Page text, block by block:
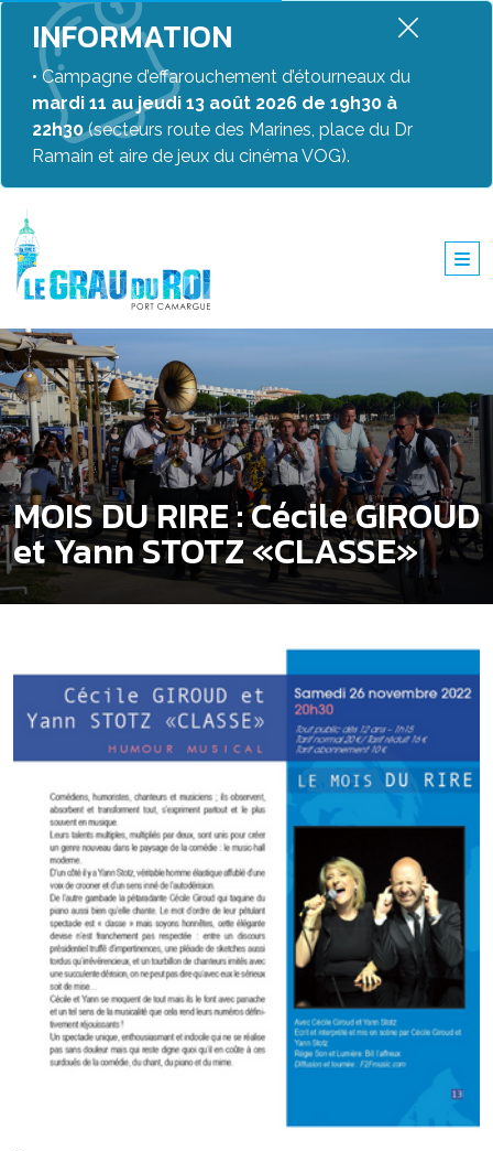
INFORMATION
• Campagne d’effarouchement d’étourneaux du
mardi 11 au jeudi 13 août 2026 de 19h30 à
22h30(secteurs route des Marines, place du Dr
Ramain et aire de jeux du cinéma VOG).
MOIS DU RIRE : Cécile GIROUD
et Yann STOTZ «CLASSE»